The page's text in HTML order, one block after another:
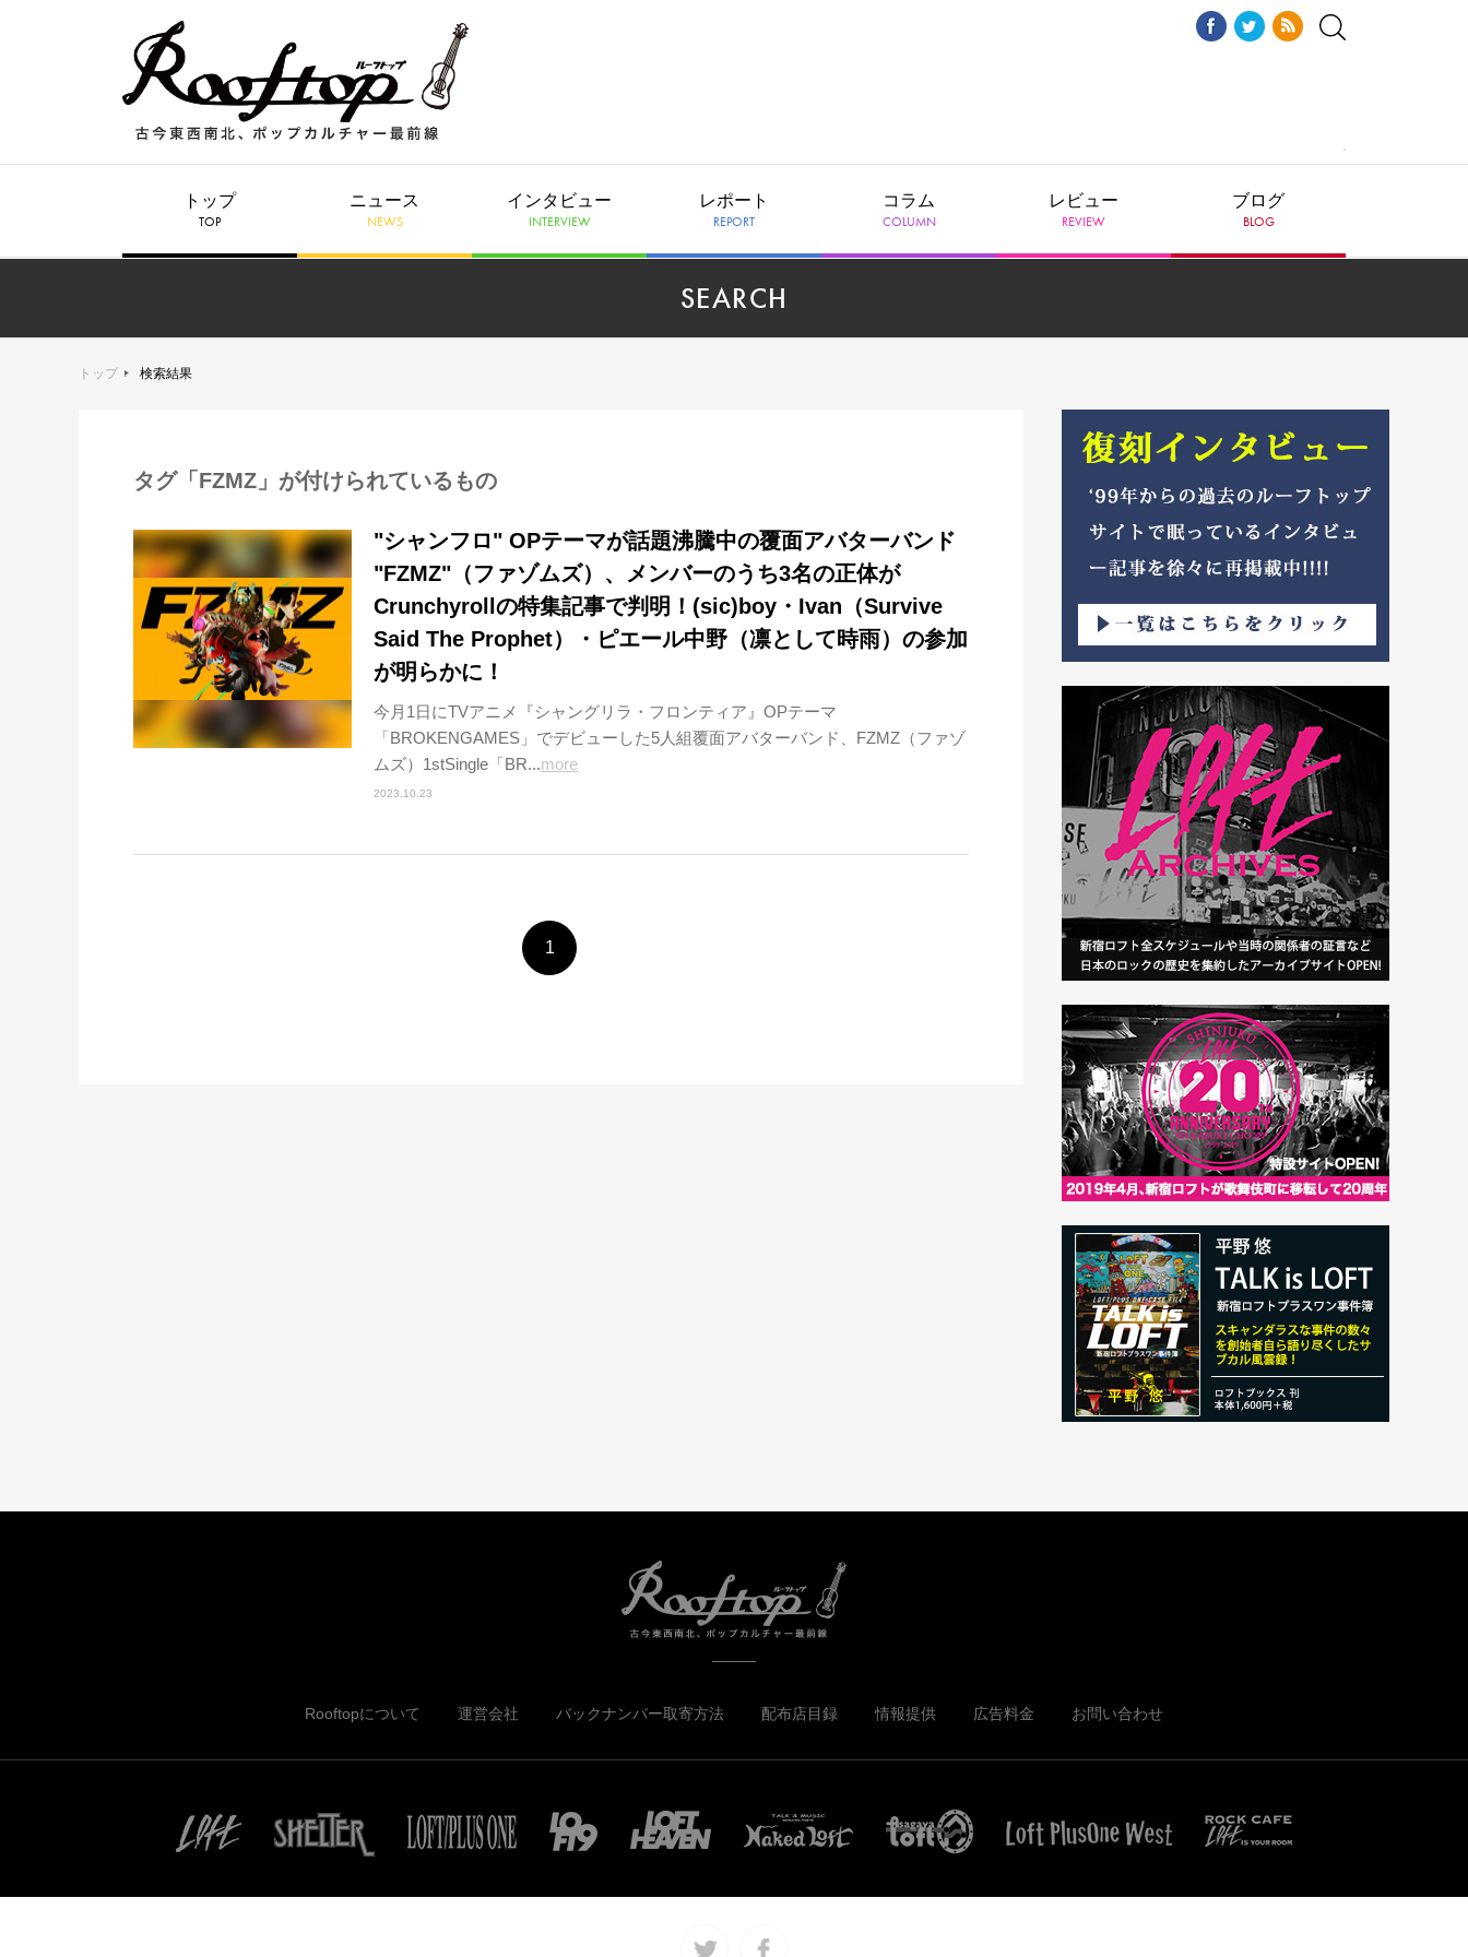
トップ
TOP
ニュース
NEWS
インタビュー
INTERVIEW
レポート
REPORT
コラム
COLUMN
レビュー
REVIEW
ブログ
BLOG
SEARCH
トップ 検索結果
タグ「FZMZ」が付けられているもの
"シャンフロ" OPテーマが話題沸騰中の覆面アバターバンド
"FZMZ"（ファゾムズ）、メンバーのうち3名の正体が
Crunchyrollの特集記事で判明！(sic)boy・Ivan（Survive
Said The Prophet）・ピエール中野（凛として時雨）の参加
が明らかに！
今月1日にTVアニメ『シャングリラ・フロンティア』OPテーマ
「BROKENGAMES」でデビューした5人組覆面アバターバンド、FZMZ（ファゾ
ムズ）1stSingle「BR...more
2023.10.23
1
Rooftopについて 運営会社 バックナンバー取寄方法 配布店目録 情報提供 広告料金 お問い合わせ